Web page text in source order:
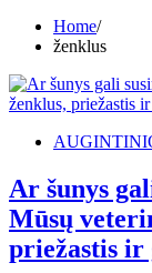
Home
ženklus
Ar šunys
Mūsų
priežastis ir